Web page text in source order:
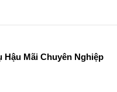
Hậu Mãi Chuyên Nghiệp